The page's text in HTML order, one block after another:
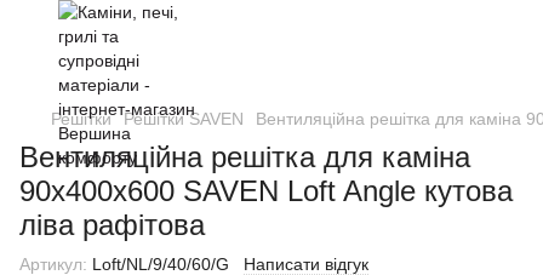
Решітки Решітки SAVEN Вентиляційна решітка для каміна
Вентиляційна решітка для каміна
90х400х600 SAVEN Loft Angle кутова
ліва рафітова
Артикул: Loft/NL/9/40/60/G Написати відгук